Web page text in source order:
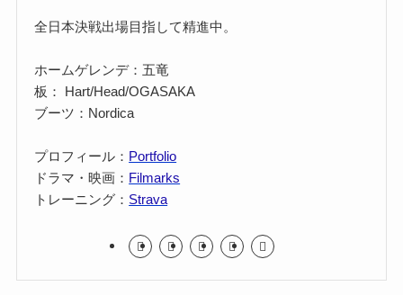
全日本決戦出場目指して精進中。
ホームゲレンデ：五竜
板： Hart/Head/OGASAKA
ブーツ：Nordica
プロフィール： Portfolio
ドラマ・映画： Filmarks
トレーニング： Strava